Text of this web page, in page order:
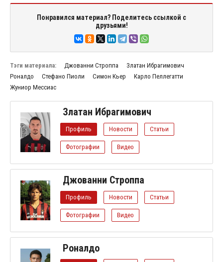
Понравился материал? Поделитесь ссылкой с
друзьями!
Тэги материала: Джованни Строппа
Златан Ибрагимович
Роналдо
Стефано Пиоли Симон Кьер
Карло Пеллегатти
Жуниор Мессиас
Златан Ибрагимович
Профиль Новости Статьи
Фотографии Видео
Джованни Строппа
Профиль Новости Статьи
Фотографии Видео
Роналдо